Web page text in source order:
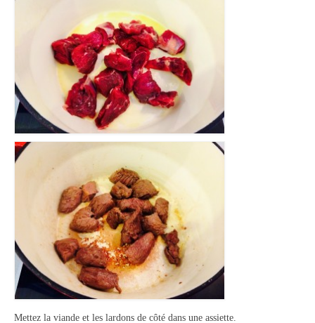
Mettez la viande et les lardons de côté dans une assiette.